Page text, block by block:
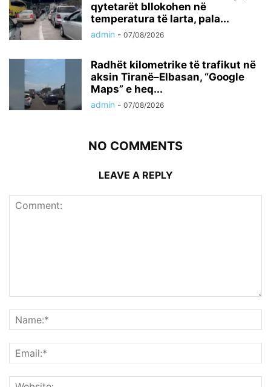
qytetarët bllokohen në
temperatura të larta, pala...
admin - 07/08/2026
Radhët kilometrike të trafikut në
aksin Tiranë–Elbasan, “Google
Maps” e heq...
admin - 07/08/2026
NO COMMENTS
LEAVE A REPLY